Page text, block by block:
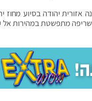
יהודה בסיוע מחוז
כ-300 מטרים וכי השריפה